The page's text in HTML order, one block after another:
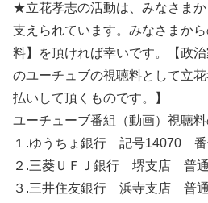
★立花孝志の活動は、みなさま
支えられています。みなさまか
料】を頂ければ幸いです。【政
のユーチュブの視聴料として立
払いして頂くものです。】
ユーチューブ番組（動画）視聴
１.ゆうちょ銀行 記号14070 番
２.三菱ＵＦＪ銀行 堺支店 普
３.三井住友銀行 浜寺支店 普